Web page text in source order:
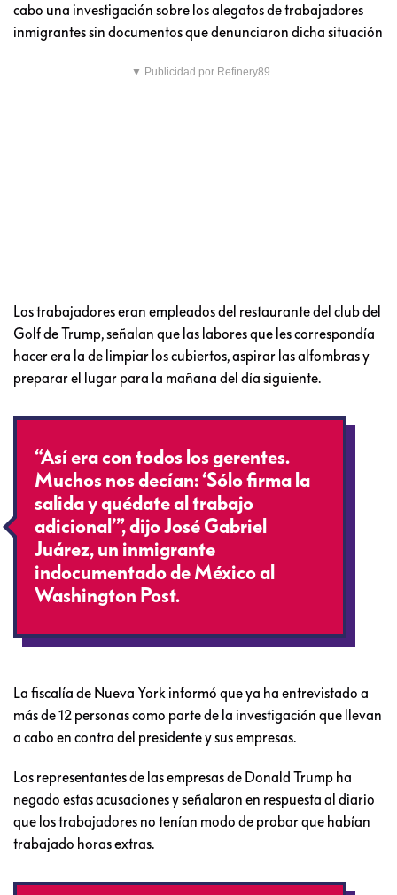
cabo una investigación sobre los alegatos de trabajadores
inmigrantes sin documentos que denunciaron dicha situación
▼ Publicidad por Refinery89
Los trabajadores eran empleados del restaurante del club del
Golf de Trump, señalan que las labores que les correspondía
hacer era la de limpiar los cubiertos, aspirar las alfombras y
preparar el lugar para la mañana del día siguiente.
“Así era con todos los gerentes.
Muchos nos decían: ‘Sólo firma la
salida y quédate al trabajo
adicional’”, dijo José Gabriel
Juárez, un inmigrante
indocumentado de México al
Washington Post.
La fiscalía de Nueva York informó que ya ha entrevistado a
más de 12 personas como parte de la investigación que llevan
a cabo en contra del presidente y sus empresas.
Los representantes de las empresas de Donald Trump ha
negado estas acusaciones y señalaron en respuesta al diario
que los trabajadores no tenían modo de probar que habían
trabajado horas extras.